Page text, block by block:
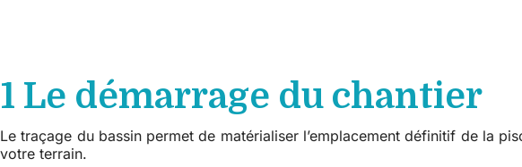
1 Le démarrage du chantier
Le traçage du bassin permet de matérialiser l’emplacement définitif de la
votre terrain.